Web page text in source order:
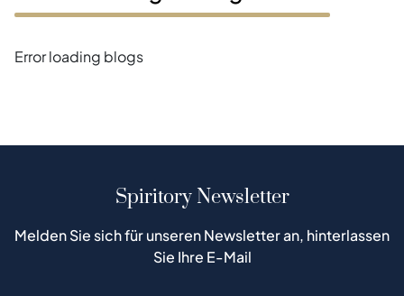
Error loading blogs
Spiritory Newsletter
Melden Sie sich für unseren Newsletter an, hinterlassen
Sie Ihre E-Mail